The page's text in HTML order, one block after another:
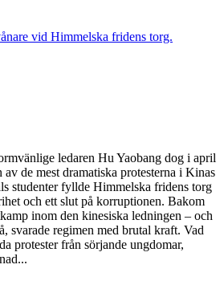
ledaren Hu Yaobang dog i april
de mest dramatiska protesterna i Kinas
studenter fyllde Himmelska fridens torg
och ett slut på korruptionen. Bakom
inom den kinesiska ledningen – och
svarade regimen med brutal kraft. Vad
protester från sörjande ungdomar,